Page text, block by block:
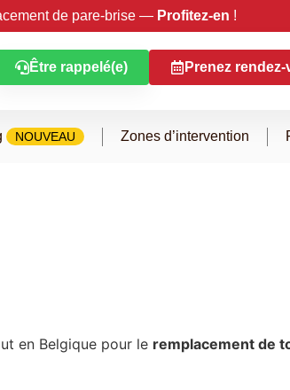
de pare-brise — Profitez-en !
Être rappelé(e) Prenez
NOUVEAU Zones d’intervention
en Belgique pour le remplacement de